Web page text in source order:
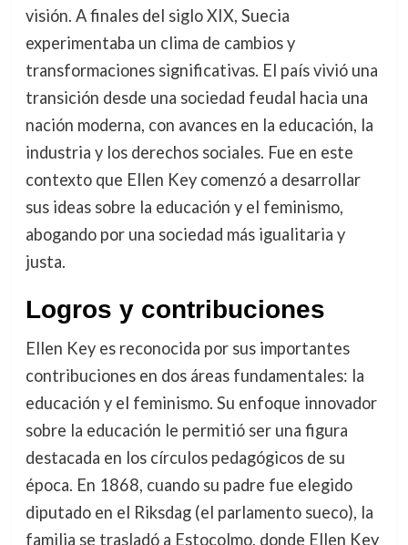
visión. A finales del siglo XIX, Suecia
experimentaba un clima de cambios y
transformaciones significativas. El país vivió una
transición desde una sociedad feudal hacia una
nación moderna, con avances en la educación, la
industria y los derechos sociales. Fue en este
contexto que Ellen Key comenzó a desarrollar
sus ideas sobre la educación y el feminismo,
abogando por una sociedad más igualitaria y
justa.
Logros y contribuciones
Ellen Key es reconocida por sus importantes
contribuciones en dos áreas fundamentales: la
educación y el feminismo. Su enfoque innovador
sobre la educación le permitió ser una figura
destacada en los círculos pedagógicos de su
época. En 1868, cuando su padre fue elegido
diputado en el Riksdag (el parlamento sueco), la
familia se trasladó a Estocolmo, donde Ellen Key